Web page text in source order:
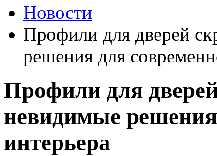
Новости
Профили для дверей
решения для
Профили для
невидимые
интерьера